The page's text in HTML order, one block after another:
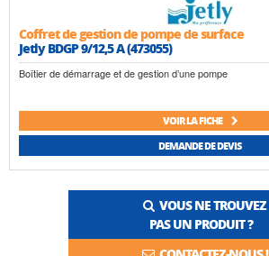
Coffret de gestion de pompe de surface
Jetly BDGP 9/12,5 A (473055)
Boîtier de démarrage et de gestion d’une pompe
VOIR LA FICHE
DEMANDE DE DEVIS
VOUS NE TROUVEZ
PAS UN PRODUIT ?